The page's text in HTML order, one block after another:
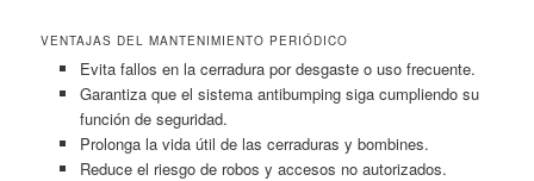
VENTAJAS DEL MANTENIMIENTO PERIÓDICO
Evita fallos en la cerradura por desgaste o uso frecuente.
Garantiza que el sistema antibumping siga cumpliendo su
función de seguridad.
Prolonga la vida útil de las cerraduras y bombines.
Reduce el riesgo de robos y accesos no autorizados.